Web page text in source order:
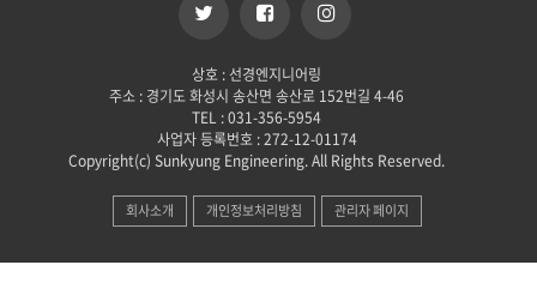
상호 : 선경엔지니어링
주소 : 경기도 화성시 송산면 송산로 152번길 4-46
TEL : 031-356-5954
사업자 등록번호 : 272-12-01174
Copyright(c) Sunkyung Engineering. All Rights Reserved.
회사소개 개인정보처리방침 관리자 페이지